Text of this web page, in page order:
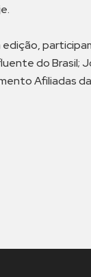
do Brasil;
Afiliadas